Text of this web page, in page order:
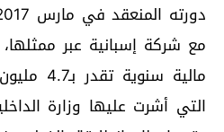
مع شركة إسبانية عبر
مالية